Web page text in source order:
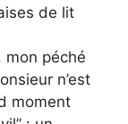
de lit
mon péché
n’est
moment